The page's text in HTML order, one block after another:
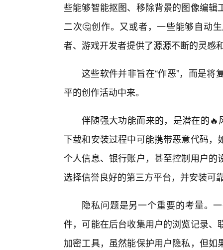
些能够智能抠图、移除背景的图像编
二次🤔创作。又或者，一些能够自动
者、游戏开发者提供了源源不断的灵感
这些软件并非旨在“作恶”，而是
平的创作活动中来。
伴随强大功能而来的，是潜在的🔥
下载和安装过程中可能携带恶意代码
个人信息、银行账户，甚至控制用户
选择信誉良好的第三方平台，并安装可
隐私问题是另一个重要的考量。
件，可能在后台收集用户的浏览记录
加密工具，虽然能保护用户隐私，但